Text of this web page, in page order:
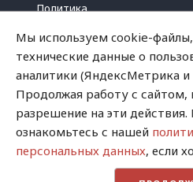
Политика
Криминал
Успех
Хватит это терпеть
Мы используем cookie-
технические данные о
аналитики (ЯндексМетрика
Продолжая работу с сайтом,
разрешение на эти
ознакомьтесь с нашей
персональных данных, если